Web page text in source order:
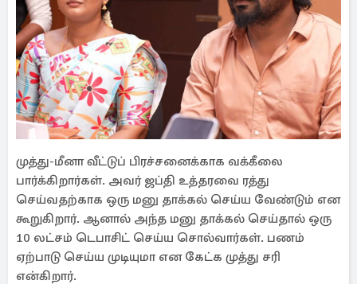
முத்து-மீனா வீட்டுப் பிரச்சனைக்காக வக்கீலை
பார்க்கிறார்கள். அவர் ஜப்தி உத்தரவை ரத்து
செய்வதற்காக ஒரு மனு தாக்கல் செய்ய வேண்டும் என
கூறுகிறார். ஆனால் அந்த மனு தாக்கல் செய்தால் ஒரு
10 லட்சம் டெபாசிட் செய்ய சொல்வார்கள். பணம்
ஏற்பாடு செய்ய முடியுமா என கேட்க முத்து சரி
என்கிறார்.